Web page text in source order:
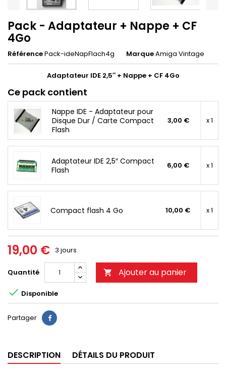
Pack - Adaptateur + Nappe + CF
4Go
RéférencePack-ideNapFlach4g MarqueAmiga Vintage
Adaptateur IDE 2,5″ + Nappe + CF 4Go
Ce pack contient
Nappe IDE - Adaptateur pour
Disque Dur / Carte Compact
Flash
3,00 € x 1
Adaptateur IDE 2,5″ Compact
Flash
6,00 € x 1
Compact flash 4 Go 10,00 € x 1
19,00 € 3 jours
Quantité  Ajouter au panier
 Disponible
Partager
DESCRIPTION DÉTAILS DU PRODUIT